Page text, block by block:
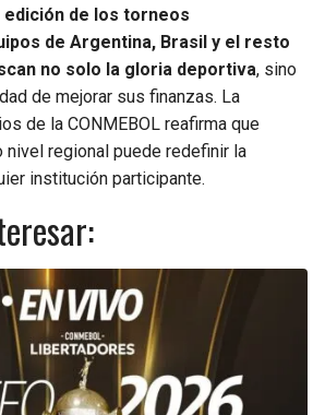
edición de los torneos
de Argentina, Brasil y el resto
no solo la gloria deportiva, sino
de mejorar sus finanzas. La
de la CONMEBOL reafirma que
nivel regional puede redefinir la
institución participante.